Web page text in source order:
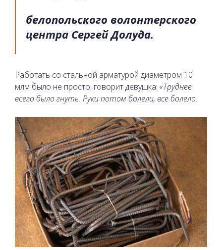
белопольского волонтерского
центра Сергей Долуда.
Работать со стальной арматурой диаметром 10
млм было не просто, говорит девушка: «Труднее
всего было гнуть. Руки потом болели, все болело.